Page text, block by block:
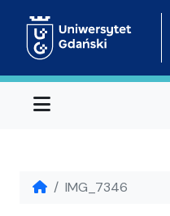
Menu
IMG_7346